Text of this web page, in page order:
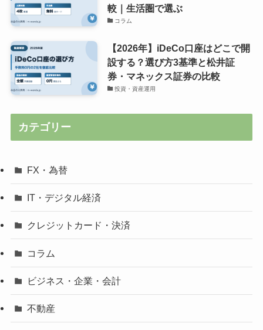
較｜生活圏で選ぶ
コラム
【2026年】iDeCo口座はどこで開
設する？選び方3基準と松井証
券・マネックス証券の比較
投資・資産運用
カテゴリー
FX・為替
IT・デジタル経済
クレジットカード・決済
コラム
ビジネス・企業・会計
不動産